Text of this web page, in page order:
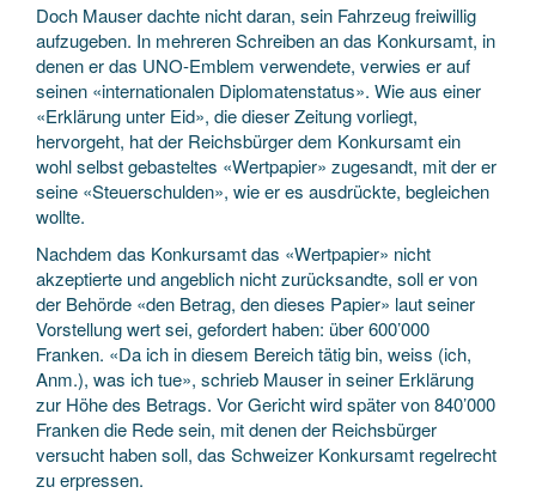
Doch Mauser dachte nicht daran, sein Fahrzeug freiwillig
aufzugeben. In mehreren Schreiben an das Konkursamt, in
denen er das UNO-Emblem verwendete, verwies er auf
seinen «internationalen Diplomatenstatus». Wie aus einer
«Erklärung unter Eid», die dieser Zeitung vorliegt,
hervorgeht, hat der Reichsbürger dem Konkursamt ein
wohl selbst gebasteltes «Wertpapier» zugesandt, mit der er
seine «Steuerschulden», wie er es ausdrückte, begleichen
wollte.
Nachdem das Konkursamt das «Wertpapier» nicht
akzeptierte und angeblich nicht zurücksandte, soll er von
der Behörde «den Betrag, den dieses Papier» laut seiner
Vorstellung wert sei, gefordert haben: über 600’000
Franken. «Da ich in diesem Bereich tätig bin, weiss (ich,
Anm.), was ich tue», schrieb Mauser in seiner Erklärung
zur Höhe des Betrags. Vor Gericht wird später von 840’000
Franken die Rede sein, mit denen der Reichsbürger
versucht haben soll, das Schweizer Konkursamt regelrecht
zu erpressen.